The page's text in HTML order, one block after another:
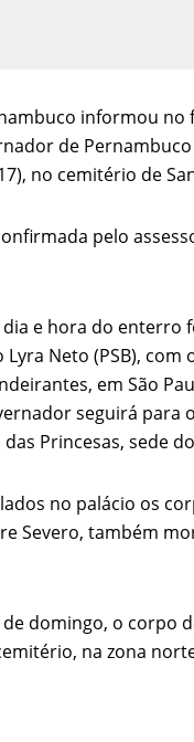
o Cachorrinho Kong
segredos não revelados do
informou no
de
no cemitério de
pelo
e hora do enterro
Lyra Neto (PSB),
em São
seguirá para
das Princesas, sede
no palácio os
Severo, também
domingo, o corpo
na zona